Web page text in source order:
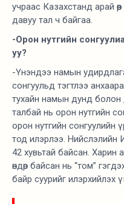
учраас Казахстанд арай
давуу тал ч байгаа.
-Орон нутгийн
уу?
-Үнэндээ намын
сонгуульд тэгтлээ
тухайн намын дунд
талбай нь орон нутгийн
орон нутгийн сонгуулийн
тод илэрлээ. Нийслэлийн
42 хувьтай байсан. Харин
өндөр байсан нь “том”
байр суурийг илэрхийлэх